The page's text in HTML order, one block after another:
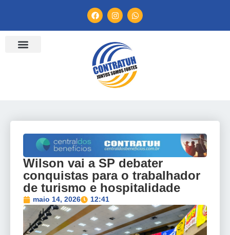
Wilson vai a SP debater
conquistas para o trabalhador
de turismo e hospitalidade
maio 14, 2026 12:41